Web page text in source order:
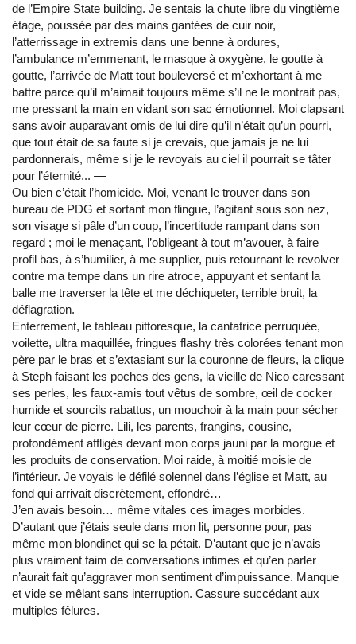
de l’Empire State building. Je sentais la chute libre du vingtième
étage, poussée par des mains gantées de cuir noir,
l’atterrissage in extremis dans une benne à ordures,
l’ambulance m’emmenant, le masque à oxygène, le goutte à
goutte, l’arrivée de Matt tout bouleversé et m’exhortant à me
battre parce qu’il m’aimait toujours même s’il ne le montrait pas,
me pressant la main en vidant son sac émotionnel. Moi clapsant
sans avoir auparavant omis de lui dire qu’il n’était qu’un pourri,
que tout était de sa faute si je crevais, que jamais je ne lui
pardonnerais, même si je le revoyais au ciel il pourrait se tâter
pour l’éternité... ―
Ou bien c’était l’homicide. Moi, venant le trouver dans son
bureau de PDG et sortant mon flingue, l’agitant sous son nez,
son visage si pâle d’un coup, l’incertitude rampant dans son
regard ; moi le menaçant, l’obligeant à tout m’avouer, à faire
profil bas, à s’humilier, à me supplier, puis retournant le revolver
contre ma tempe dans un rire atroce, appuyant et sentant la
balle me traverser la tête et me déchiqueter, terrible bruit, la
déflagration.
Enterrement, le tableau pittoresque, la cantatrice perruquée,
voilette, ultra maquillée, fringues flashy très colorées tenant mon
père par le bras et s’extasiant sur la couronne de fleurs, la clique
à Steph faisant les poches des gens, la vieille de Nico caressant
ses perles, les faux-amis tout vêtus de sombre, œil de cocker
humide et sourcils rabattus, un mouchoir à la main pour sécher
leur cœur de pierre. Lili, les parents, frangins, cousine,
profondément affligés devant mon corps jauni par la morgue et
les produits de conservation. Moi raide, à moitié moisie de
l’intérieur. Je voyais le défilé solennel dans l’église et Matt, au
fond qui arrivait discrètement, effondré…
J’en avais besoin… même vitales ces images morbides.
D’autant que j’étais seule dans mon lit, personne pour, pas
même mon blondinet qui se la pétait. D’autant que je n’avais
plus vraiment faim de conversations intimes et qu’en parler
n’aurait fait qu’aggraver mon sentiment d’impuissance. Manque
et vide se mêlant sans interruption. Cassure succédant aux
multiples fêlures.